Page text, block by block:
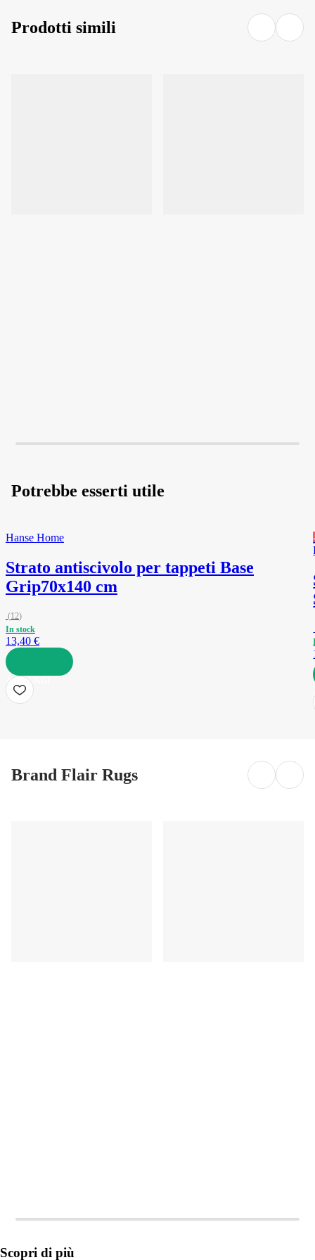
Prodotti simili
Potrebbe esserti utile
Hanse Home
Strato antiscivolo per tappeti Base
Grip70x140 cm
(12)
In stock
13,40 €
AGGIUNGI
Brand Flair Rugs
Scopri di più